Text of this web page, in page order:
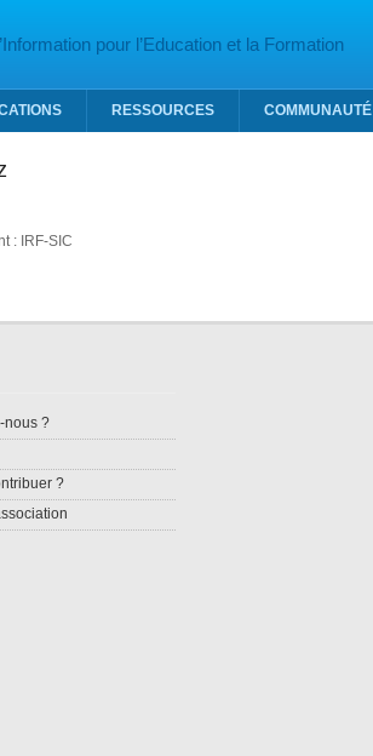
pour l’Education et la Formation
RESSOURCES COMMUNAUTÉ
: IRF-SIC
nous ?
?